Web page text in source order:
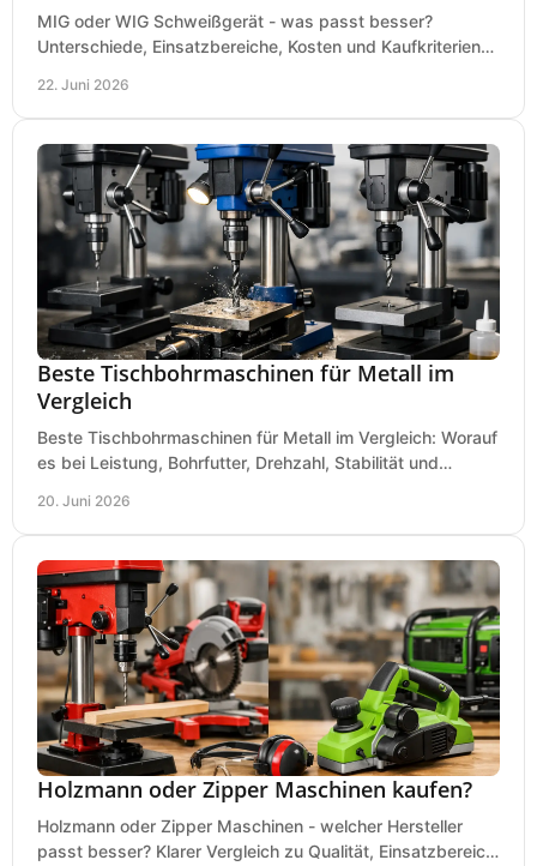
MIG oder WIG Schweißgerät - was passt besser?
Unterschiede, Einsatzbereiche, Kosten und Kaufkriterien
22. Juni 2026
Beste Tischbohrmaschinen für Metall im
Vergleich
Beste Tischbohrmaschinen für Metall im Vergleich: Worauf
es bei Leistung, Bohrfutter, Drehzahl, Stabilität und
20. Juni 2026
Holzmann oder Zipper Maschinen kaufen?
Holzmann oder Zipper Maschinen - welcher Hersteller
passt besser? Klarer Vergleich zu Qualität, Einsatzbereich,